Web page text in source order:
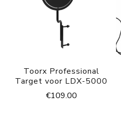
Toorx Professional
Target voor LDX-5000
€109.00